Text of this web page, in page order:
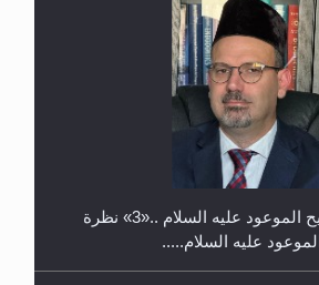
في الجامعة الأحمدية بنيجيريا لعام
رأيٌ في لغة المسيح الموعود عليه السلام ..«3» نظرة
عليه السلام.....